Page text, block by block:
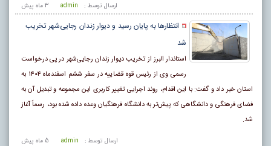
3 ماه پيش ارسال توسط : admin
انتظارها به پایان رسید و دیوار زندان رجایی‌شهر تخریب
شد
استاندار البرز از تخریب دیوار زندان رجایی‌شهر در پی درخواست
رسمی وی از رئیس قوه قضاییه در سفر ششم اسفندماه ۱۴۰۴ به
استان خبر داد و گفت: با این اقدام، روند اجرایی تغییر کاربری این مجموعه و تبدیل آن به
فضای فرهنگی و دانشگاهی که پیش‌تر به دانشگاه فرهنگیان وعده داده شده بود، رسماً آغاز
شد.
5 ماه پيش ارسال توسط : admin